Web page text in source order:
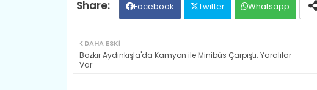
Facebook Twitter Whatsapp
DAHA ESKI
Bozkır Aydınkışla'da Kamyon ile Minibüs Çarpıştı: Yaralılar
Var